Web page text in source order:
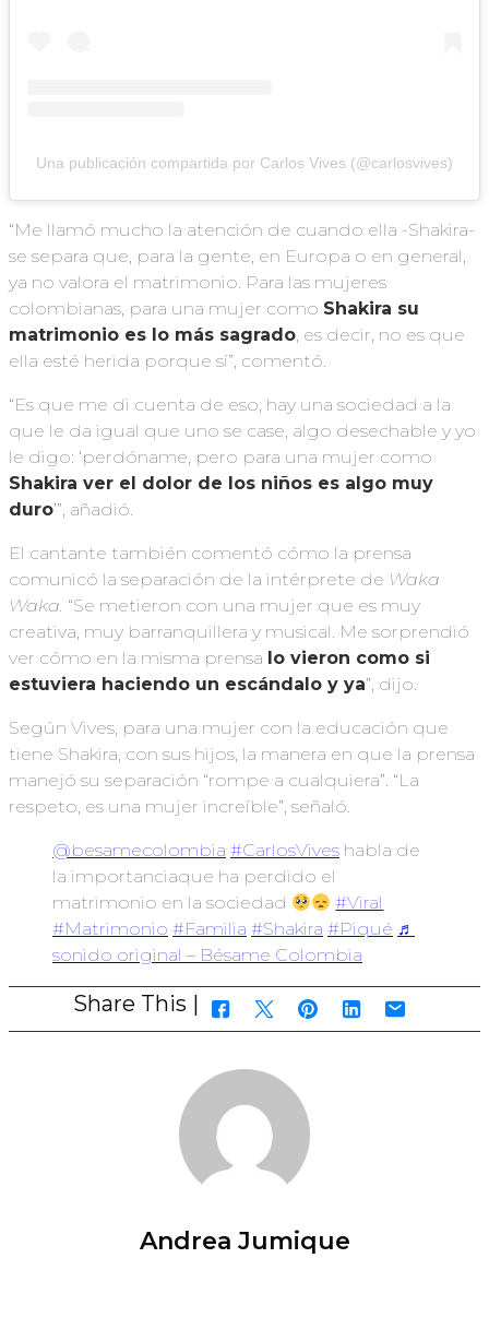
Una publicación compartida por Carlos Vives (@carlosvives)
“Me llamó mucho la atención de cuando ella -Shakira-
se separa que, para la gente, en Europa o en general,
ya no valora el matrimonio. Para las mujeres
colombianas, para una mujer como Shakira su
matrimonio es lo más sagrado, es decir, no es que
ella esté herida porque sí”, comentó.
“Es que me di cuenta de eso, hay una sociedad a la
que le da igual que uno se case, algo desechable y yo
le digo: ‘perdóname, pero para una mujer como
Shakira ver el dolor de los niños es algo muy
duro’”, añadió.
El cantante también comentó cómo la prensa
comunicó la separación de la intérprete de Waka
Waka. “Se metieron con una mujer que es muy
creativa, muy barranquillera y musical. Me sorprendió
ver cómo en la misma prensa lo vieron como si
estuviera haciendo un escándalo y ya”, dijo.
Según Vives, para una mujer con la educación que
tiene Shakira, con sus hijos, la manera en que la prensa
manejó su separación “rompe a cualquiera”. “La
respeto, es una mujer increíble”, señaló.
@besamecolombia #CarlosVives habla de
la importanciaque ha perdido el
matrimonio en la sociedad
#Viral
#Matrimonio #Familia #Shakira #Piqué ♬
sonido original – Bésame Colombia
Share This |
Andrea Jumique